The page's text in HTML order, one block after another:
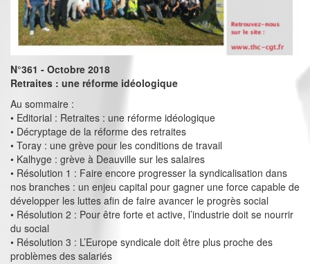
N°361 - Octobre 2018
Retraites : une réforme idéologique
Au sommaire :
• Editorial : Retraites : une réforme idéologique
• Décryptage de la réforme des retraites
• Toray : une grève pour les conditions de travail
• Kalhyge : grève à Deauville sur les salaires
• Résolution 1 : Faire encore progresser la syndicalisation dans
nos branches : un enjeu capital pour gagner une force capable de
développer les luttes afin de faire avancer le progrès social
• Résolution 2 : Pour être forte et active, l’industrie doit se nourrir
du social
• Résolution 3 : L’Europe syndicale doit être plus proche des
problèmes des salariés